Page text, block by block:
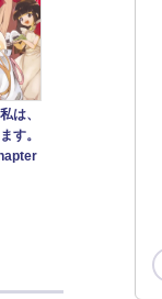
は、
す。